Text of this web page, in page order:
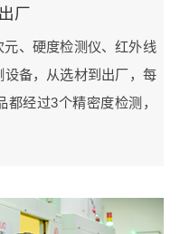
厂
、硬度检测仪、红外线
设备，从选材到出厂，每
经过3个精密度检测，